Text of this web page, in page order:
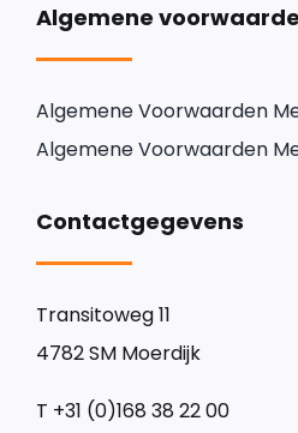
Algemene
Algemene Voorwaarden
Algemene Voorwaarden
Contactgegevens
Transitoweg 11
4782 SM Moerdijk
T +31 (0)168 38 22 00